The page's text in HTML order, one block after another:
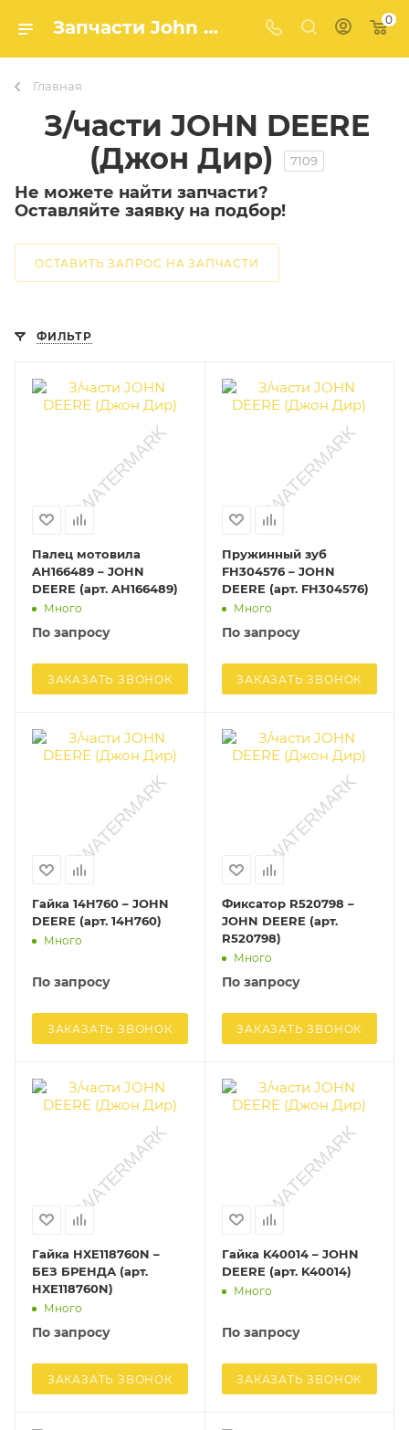
Запчасти John Deere (Джон Дир) — купить в Агро-Мастер 0
Главная
З/части JOHN DEERE
(Джон Дир)
7109
Не можете найти запчасти?
Оставляйте заявку на подбор!
ОСТАВИТЬ ЗАПРОС НА ЗАПЧАСТИ
ФИЛЬТР
Палец мотовила
AH166489 – JOHN
DEERE (арт. AH166489)
Много
По запросу
ЗАКАЗАТЬ ЗВОНОК
Пружинный зуб
FH304576 – JOHN
DEERE (арт. FH304576)
Много
По запросу
ЗАКАЗАТЬ ЗВОНОК
Гайка 14H760 – JOHN
DEERE (арт. 14H760)
Много
По запросу
ЗАКАЗАТЬ ЗВОНОК
Фиксатор R520798 –
JOHN DEERE (арт.
R520798)
Много
По запросу
ЗАКАЗАТЬ ЗВОНОК
Гайка HXE118760N –
БЕЗ БРЕНДА (арт.
HXE118760N)
Много
По запросу
ЗАКАЗАТЬ ЗВОНОК
Гайка K40014 – JOHN
DEERE (арт. K40014)
Много
По запросу
ЗАКАЗАТЬ ЗВОНОК